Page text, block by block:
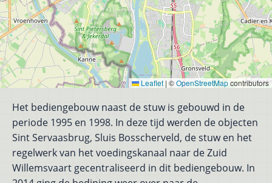
Leaflet | ©OpenStreetMapcontributors
Het bediengebouw naast de stuw is gebouwd in de
periode 1995 en 1998. In deze tijd werden de objecten
Sint Servaasbrug, Sluis Bosscherveld, de stuw en het
regelwerk van het voedingskanaal naar de Zuid
Willemsvaart gecentraliseerd in dit bediengebouw. In